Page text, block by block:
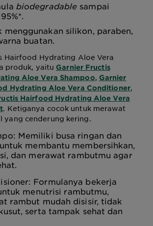
biodegradable sampai
menggunakan silikon, paraben,
buatan.
Hairfood Hydrating Aloe Vera
produk, yaitu Garnier Fructis
Aloe Vera Shampoo, Garnier
Hydrating Aloe Vera Conditioner,
Hairfood Hydrating Aloe Vera
. Ketiganya cocok untuk merawat
yang cenderung kering.
Memiliki busa ringan dan
membantu membersihkan,
dan merawat rambutmu agar
Formulanya bekerja
menutrisi rambutmu,
rambut mudah disisir, tidak
serta tampak sehat dan